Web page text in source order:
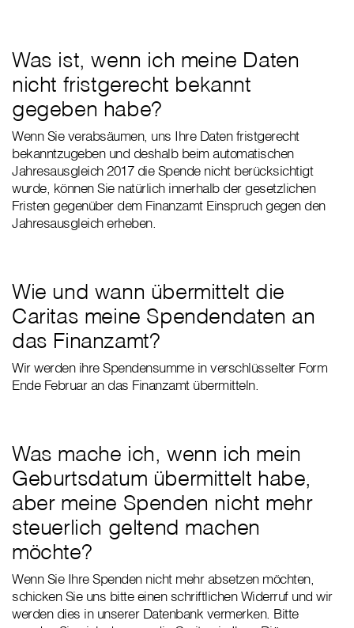
Was ist, wenn ich meine Daten
nicht fristgerecht bekannt
gegeben habe?
Wenn Sie verabsäumen, uns Ihre Daten fristgerecht
bekanntzugeben und deshalb beim automatischen
Jahresausgleich 2017 die Spende nicht berücksichtigt
wurde, können Sie natürlich innerhalb der gesetzlichen
Fristen gegenüber dem Finanzamt Einspruch gegen den
Jahresausgleich erheben.
Wie und wann übermittelt die
Caritas meine Spendendaten an
das Finanzamt?
Wir werden ihre Spendensumme in verschlüsselter Form
Ende Februar an das Finanzamt übermitteln.
Was mache ich, wenn ich mein
Geburtsdatum übermittelt habe,
aber meine Spenden nicht mehr
steuerlich geltend machen
möchte?
Wenn Sie Ihre Spenden nicht mehr absetzen möchten,
schicken Sie uns bitte einen schriftlichen Widerruf und wir
werden dies in unserer Datenbank vermerken. Bitte